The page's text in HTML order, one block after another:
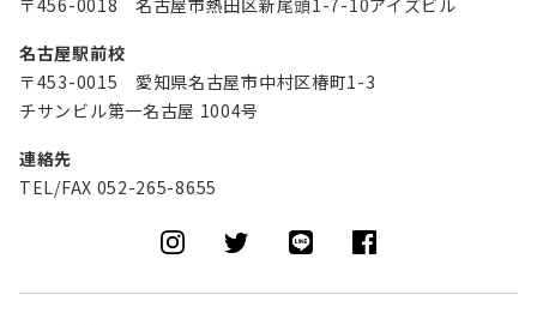
名古屋駅前校
〒453-0015 愛知県名古屋市中村区椿町1-3
チサンビル第一名古屋 1004号
連絡先
TEL/FAX 052-265-8655